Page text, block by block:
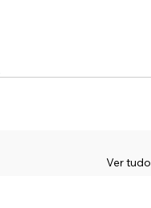
Ver tudo